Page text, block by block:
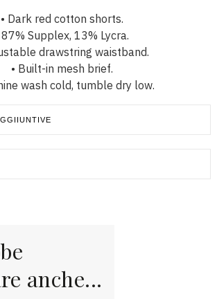
• Dark red cotton shorts.
87% Supplex, 13% Lycra.
drawstring waistband.
• Built-in mesh brief.
wash cold, tumble dry low.
anche...